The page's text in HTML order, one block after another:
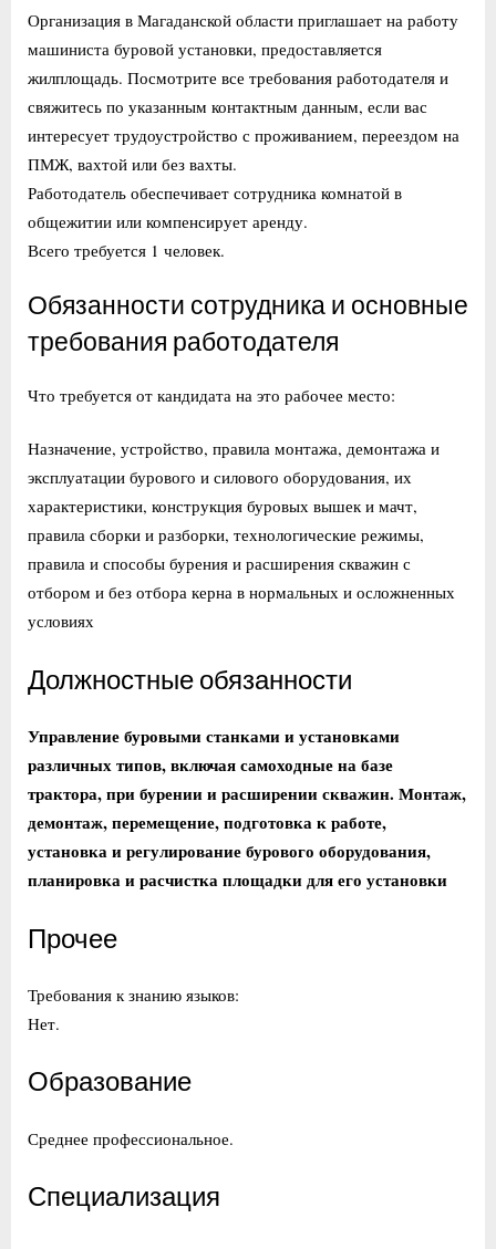
Организация в Магаданской области приглашает на работу
машиниста буровой установки, предоставляется
жилплощадь. Посмотрите все требования работодателя и
свяжитесь по указанным контактным данным, если вас
интересует трудоустройство с проживанием, переездом на
ПМЖ, вахтой или без вахты.
Работодатель обеспечивает сотрудника комнатой в
общежитии или компенсирует аренду.
Всего требуется 1 человек.
Обязанности сотрудника и основные
требования работодателя
Что требуется от кандидата на это рабочее место:
Назначение, устройство, правила монтажа, демонтажа и
эксплуатации бурового и силового оборудования, их
характеристики, конструкция буровых вышек и мачт,
правила сборки и разборки, технологические режимы,
правила и способы бурения и расширения скважин с
отбором и без отбора керна в нормальных и осложненных
условиях
Должностные обязанности
Управление буровыми станками и установками
различных типов, включая самоходные на базе
трактора, при бурении и расширении скважин. Монтаж,
демонтаж, перемещение, подготовка к работе,
установка и регулирование бурового оборудования,
планировка и расчистка площадки для его установки
Прочее
Требования к знанию языков:
Нет.
Образование
Среднее профессиональное.
Специализация